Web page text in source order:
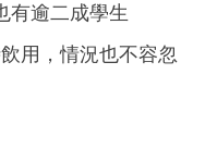
有逾二成學生
用，情況也不容忽